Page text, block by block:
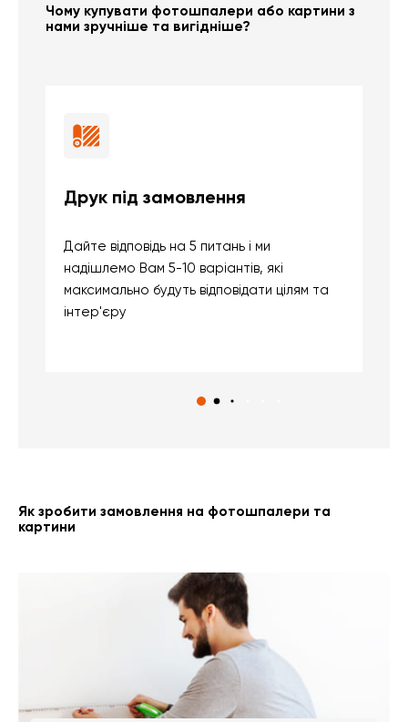
Чому купувати фотошпалери або картини з
нами зручніше та вигідніше?
Друк під замовлення
Дайте відповідь на 5 питань і ми
надішлемо Вам 5-10 варіантів, які
максимально будуть відповідати цілям та
інтер'єру
Як зробити замовлення на фотошпалери та
картини